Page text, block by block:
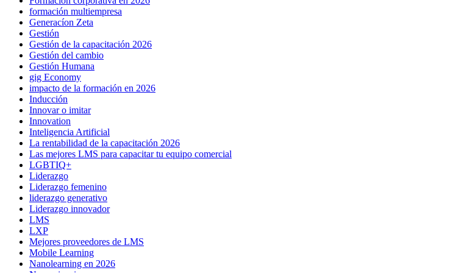
formación multiempresa
Generacíon Zeta
Gestión
Gestión de la capacitación 2026
Gestión del cambio
Gestión Humana
gig Economy
impacto de la formación en 2026
Inducción
Innovar o imitar
Innovation
Inteligencia Artificial
La rentabilidad de la capacitación 2026
Las mejores LMS para capacitar tu equipo comercial
LGBTIQ+
Liderazgo
Liderazgo femenino
liderazgo generativo
Liderazgo innovador
LMS
LXP
Mejores proveedores de LMS
Mobile Learning
Nanolearning en 2026